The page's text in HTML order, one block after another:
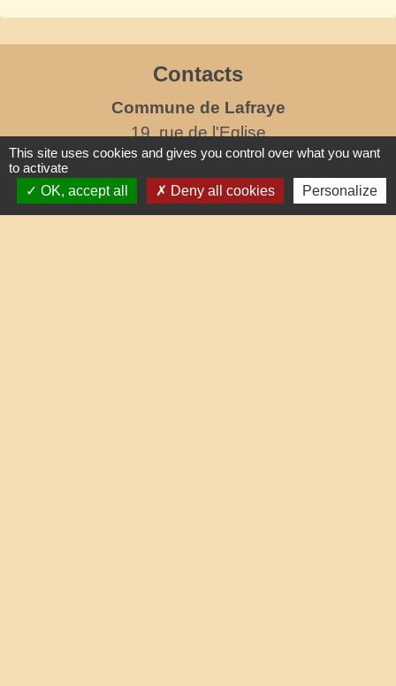
Contacts
Commune de Lafraye
19, rue de l'Eglise
60510 Lafraye - FRANCE
+33 3 44 80 47 31
This site uses cookies and gives you control over what you want
to activate
OK, accept all
Deny all cookies Personalize